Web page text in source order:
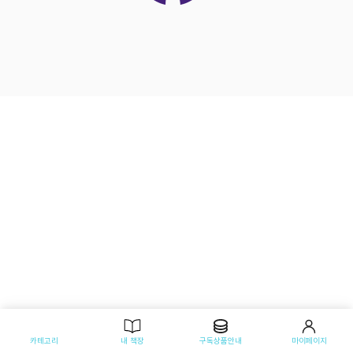
카테고리 내 책장 구독상품안내 마이페이지